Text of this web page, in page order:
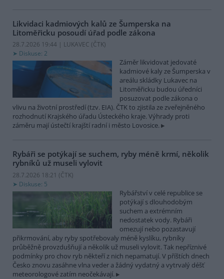
Likvidaci kadmiových kalů ze Šumperska na
Litoměřicku posoudí úřad podle zákona
28.7.2026 19:44 | LUKAVEC (ČTK)
Diskuse: 2
Záměr likvidovat jedovaté
kadmiové kaly ze Šumperska v
areálu skládky Lukavec na
Litoměřicku budou úředníci
posuzovat podle zákona o
vlivu na životní prostředí (tzv. EIA). ČTK to zjistila ze zveřejněného
rozhodnutí Krajského úřadu Ústeckého kraje. Výhrady proti
záměru mají ústečtí krajští radní i město Lovosice.
Rybáři se potýkají se suchem, ryby méně krmí, několik
rybníků už museli vylovit
28.7.2026 18:21 (ČTK)
Diskuse: 5
Rybářství v celé republice se
potýkají s dlouhodobým
suchem a extrémním
nedostatek vody. Rybáři
omezují nebo pozastavují
přikrmování, aby ryby spotřebovaly méně kyslíku, rybníky
průběžně provzdušňují a několik už museli vylovit. Tak nepříznivé
podmínky pro chov ryb někteří z nich nepamatují. V příštích dnech
Česko znovu zasáhne vlna veder a žádný vydatný a vytrvalý déšť
meteorologové zatím neočekávají.